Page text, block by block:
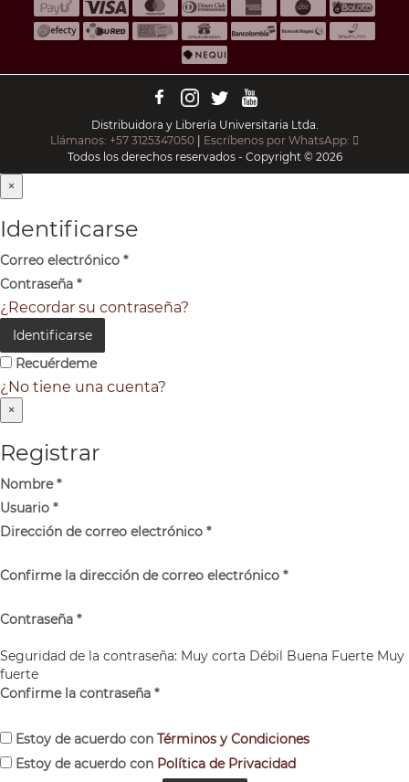
Distribuidora y Librería Universitaria Ltda.
Llámanos: +57 3125347050 | Escríbenos por WhatsApp:
Todos los derechos reservados - Copyright © 2026
×
Identificarse
Correo electrónico *
Contraseña *
¿Recordar su contraseña?
Identificarse
Recuérdeme
¿No tiene una cuenta?
×
Registrar
Nombre*
Usuario *
Dirección de correo electrónico *
Confirme la dirección de correo electrónico *
Contraseña *
Seguridad de la contraseña: Muy corta Débil Buena Fuerte Muy
fuerte
Confirme la contraseña *
Estoy de acuerdo con Términos y Condiciones
Estoy de acuerdo con Política de Privacidad